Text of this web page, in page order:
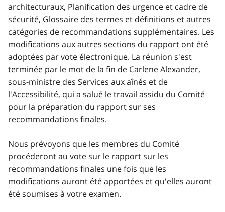
architecturaux, Planification des urgence et cadre de
sécurité, Glossaire des termes et définitions et autres
catégories de recommandations supplémentaires. Les
modifications aux autres sections du rapport ont été
adoptées par vote électronique. La réunion s'est
terminée par le mot de la fin de Carlene Alexander,
sous-ministre des Services aux aînés et de
l'Accessibilité, qui a salué le travail assidu du Comité
pour la préparation du rapport sur ses
recommandations finales.
Nous prévoyons que les membres du Comité
procéderont au vote sur le rapport sur les
recommandations finales une fois que les
modifications auront été apportées et qu'elles auront
été soumises à votre examen.